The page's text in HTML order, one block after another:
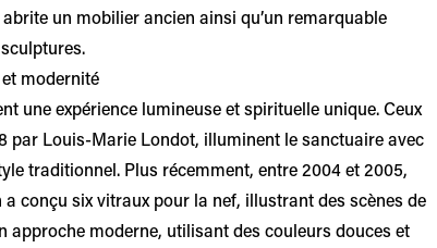
abrite un mobilier ancien ainsi qu’un remarquable
modernité
une expérience lumineuse et spirituelle unique. Ceux
par Louis-Marie Londot, illuminent le sanctuaire avec
traditionnel. Plus récemment, entre 2004 et 2005,
a conçu six vitraux pour la nef, illustrant des scènes de
approche moderne, utilisant des couleurs douces et